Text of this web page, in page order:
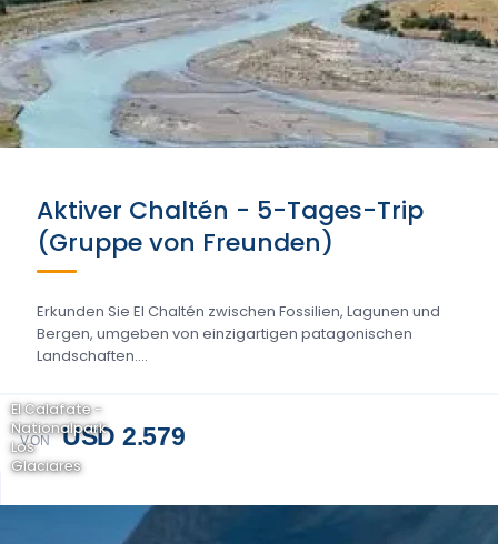
Aktiver Chaltén - 5-Tages-Trip
(Gruppe von Freunden)
Erkunden Sie El Chaltén zwischen Fossilien, Lagunen und
Bergen, umgeben von einzigartigen patagonischen
Landschaften....
VON USD 2.579
El Calafate -
Nationalpark
Los
Glaciares